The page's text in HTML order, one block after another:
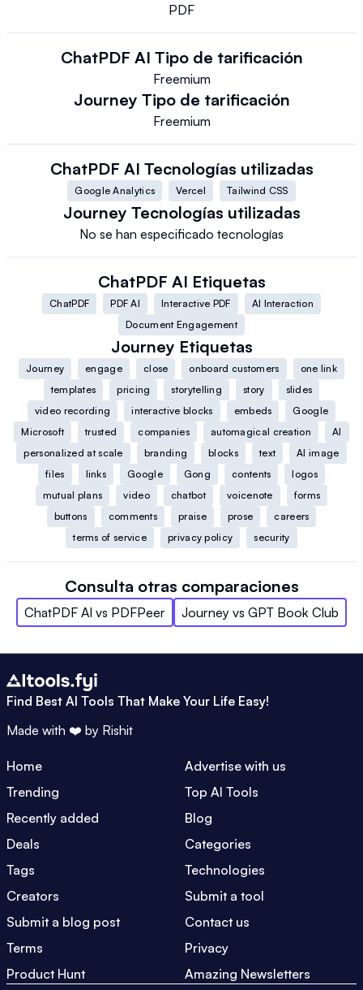
PDF
ChatPDF AI Tipo de tarificación
Freemium
Journey Tipo de tarificación
Freemium
ChatPDF AI Tecnologías utilizadas
Google Analytics Vercel Tailwind CSS
Journey Tecnologías utilizadas
No se han especificado tecnologías
ChatPDF AI Etiquetas
ChatPDF PDF AI Interactive PDF
AI Interaction
Document Engagement
Journey Etiquetas
Journey engage close onboard customers
one link
templates
pricing storytelling story
slides
video recording
interactive blocks embeds
Google
Microsoft
trusted companies automagical creation
AI
personalized at scale
branding blocks text
AI image
files
links Google Gong contents
logos
mutual plans
video chatbot voicenote
forms
buttons
comments praise prose
careers
terms of service
privacy policy security
Consulta otras comparaciones
ChatPDF AI vs PDFPeer Journey vs GPT Book Club
Find Best AI Tools That Make Your Life Easy!
Made with ❤️ by Rishit
Home
Advertise with us
Trending
Top AI Tools
Recently added
Blog
Deals
Categories
Tags
Technologies
Creators
Submit a tool
Submit a blog post
Contact us
Terms
Privacy
Product Hunt
Amazing Newsletters